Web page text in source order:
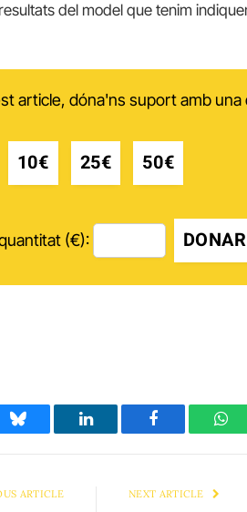
del model que tenim
article, dóna'ns suport amb una
10€ 25€ 50€
(€): DONAR
Bluesky LinkedIn Facebook
ARTICLE NEXT ARTICLE